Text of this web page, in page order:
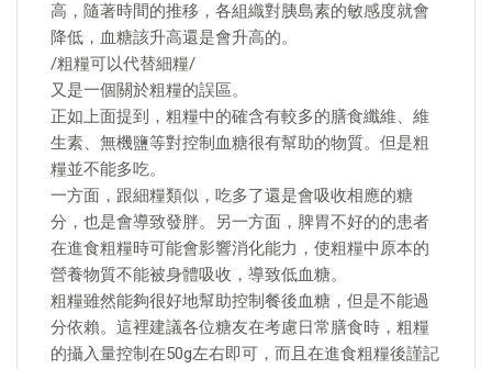
高，隨著時間的推移，各組織對胰島素的敏感度就會
降低，血糖該升高還是會升高的。
/粗糧可以代替細糧/
又是一個關於粗糧的誤區。
正如上面提到，粗糧中的確含有較多的膳食纖維、維
生素、無機鹽等對控制血糖很有幫助的物質。但是粗
糧並不能多吃。
一方面，跟細糧類似，吃多了還是會吸收相應的糖
分，也是會導致發胖。另一方面，脾胃不好的的患者
在進食粗糧時可能會影響消化能力，使粗糧中原本的
營養物質不能被身體吸收，導致低血糖。
粗糧雖然能夠很好地幫助控制餐後血糖，但是不能過
分依賴。這裡建議各位糖友在考慮日常膳食時，粗糧
的攝入量控制在50g左右即可，而且在進食粗糧後謹記